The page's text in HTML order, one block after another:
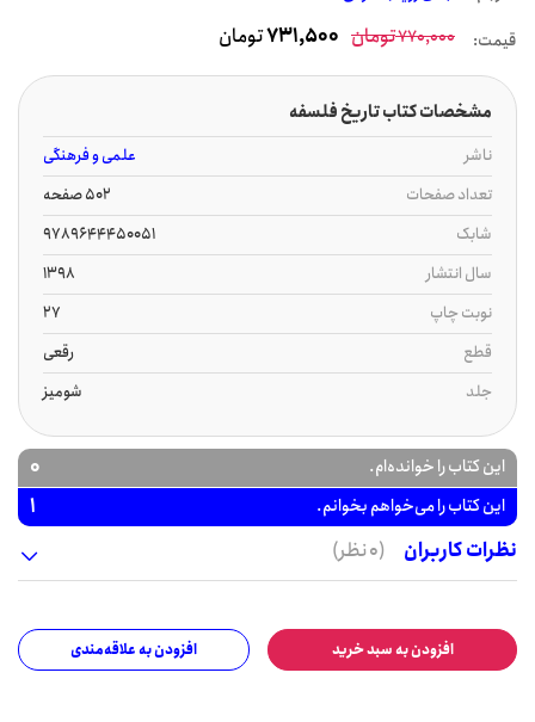
قیمت: 770,000تومان 731,500تومان
مشخصات کتاب تاریخ فلسفه
ناشر
علمی و فرهنگی
تعداد صفحات
502 صفحه
شابک
9789644450051
سال انتشار
1398
نوبت چاپ
27
قطع
رقعی
جلد
شومیز
این کتاب را خوانده‌ام. 0
این کتاب را می‌خواهم بخوانم.
1
نظرات کاربران
(0 نظر)
افزودن به سبد خرید افزودن به علاقه‌مندی